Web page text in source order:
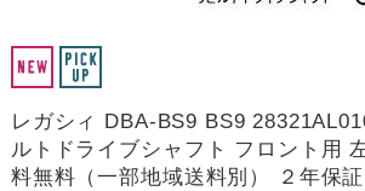
レガシィ DBA-BS9 BS9
ルトドライブシャフト フロント用
料無料（一部地域送料別） ２年保証